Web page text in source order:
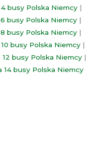
busy Polska Niemcy |
busy Polska Niemcy |
busy Polska Niemcy |
busy Polska Niemcy |
12 busy Polska Niemcy |
14 busy Polska Niemcy